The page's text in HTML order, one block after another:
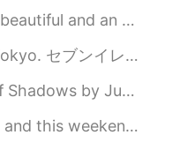
Happy Tuesday 🌹 Remember to be ...
何ですか What is your favourite alcoholic drink fro...
so as time goes by, old people giv...
warm so I'm going to the Quincy quar...